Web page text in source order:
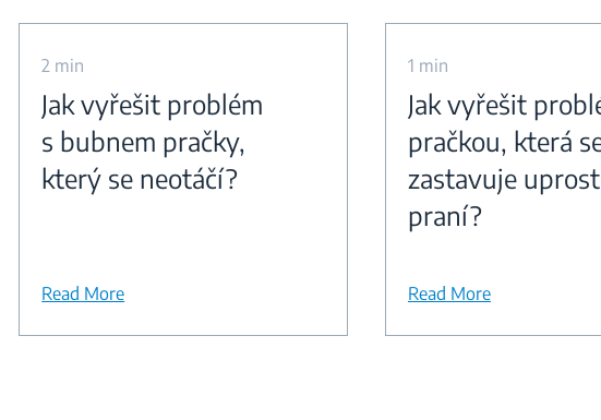
2 min
Jak vyřešit problém
s bubnem pračky,
který se neotáčí?
Read More
1 min
Jak vyřešit
pračkou, která
zastavuje
praní?
Read More